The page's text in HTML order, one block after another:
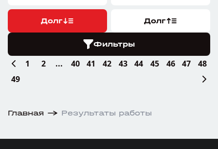
Долг Долг
Фильтры
1 2 ... 40 41 42 43 44 45 46 47
48
49
Главная Результаты работы